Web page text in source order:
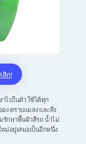
ก!
ไปในตัว ใช้ได้ทุก
ง คราบแมลง และสิ่ง
รักษาพื้นผิวสีรถ น้ำไม่
หม่อยู่เสมอเป็นอีกหนึ่ง